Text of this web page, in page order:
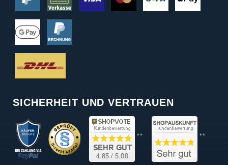
SICHERHEIT UND VERTRAUEN
** **